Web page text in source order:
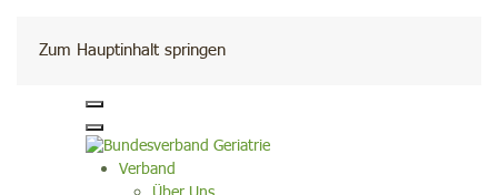
Zum Hauptinhalt springen
Kontakt
Verband